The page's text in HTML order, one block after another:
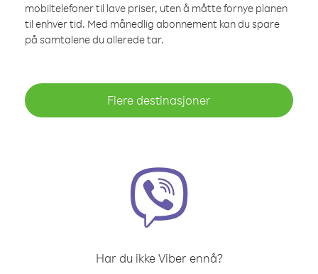
mobiltelefoner til lave priser, uten å måtte fornye planen
til enhver tid. Med månedlig abonnement kan du spare
på samtalene du allerede tar.
Flere destinasjoner
Har du ikke Viber ennå?